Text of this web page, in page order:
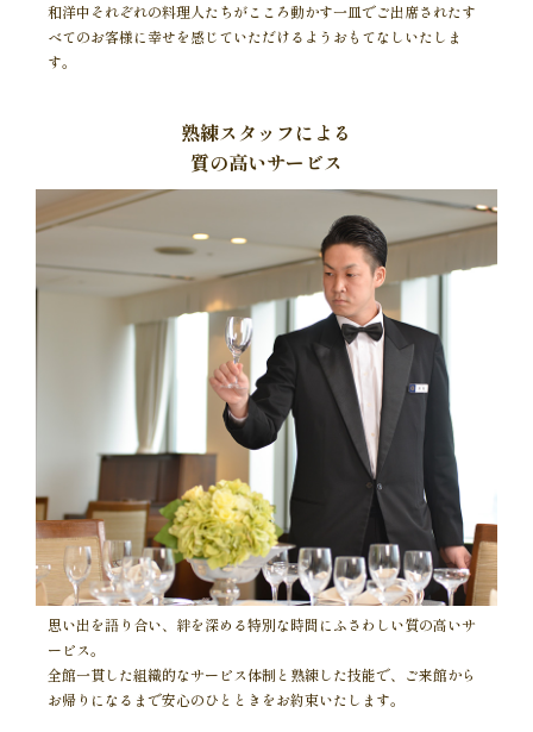
和洋中それぞれの料理人たちがこころ動かす一皿でご出席されたす
べてのお客様に幸せを感じていただけるようおもてなしいたしま
す。
熟練スタッフによる
質の高いサービス
思い出を語り合い、絆を深める特別な時間にふさわしい質の高いサ
ービス。
全館一貫した組織的なサービス体制と熟練した技能で、ご来館から
お帰りになるまで安心のひとときをお約束いたします。